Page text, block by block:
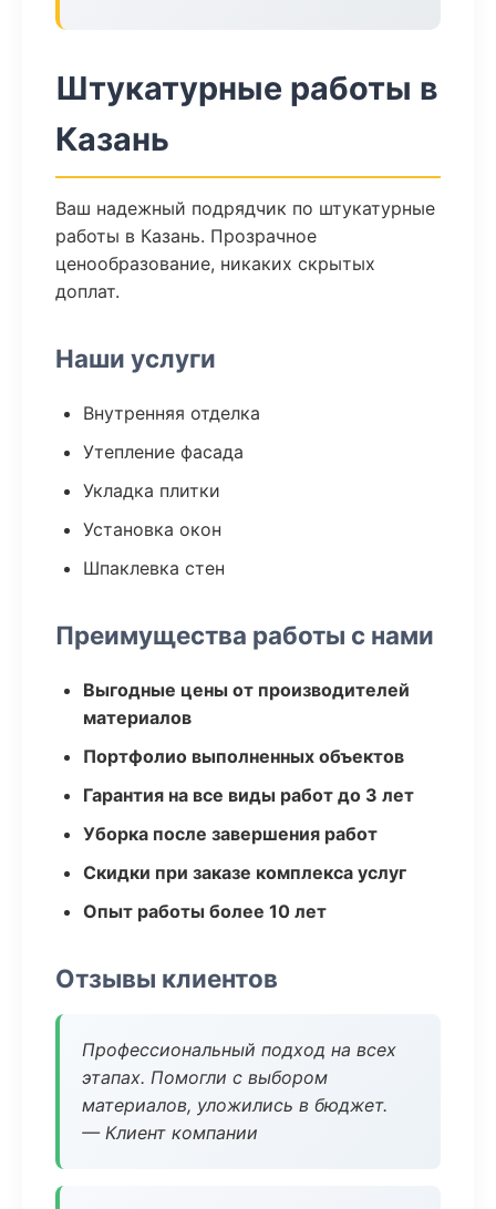
Штукатурные работы в
Казань
Ваш надежный подрядчик по штукатурные
работы в Казань. Прозрачное
ценообразование, никаких скрытых
доплат.
Наши услуги
Внутренняя отделка
Утепление фасада
Укладка плитки
Установка окон
Шпаклевка стен
Преимущества работы с нами
Выгодные цены от производителей
материалов
Портфолио выполненных объектов
Гарантия на все виды работ до 3 лет
Уборка после завершения работ
Скидки при заказе комплекса услуг
Опыт работы более 10 лет
Отзывы клиентов
Профессиональный подход на всех
этапах. Помогли с выбором
материалов, уложились в бюджет.
— Клиент компании